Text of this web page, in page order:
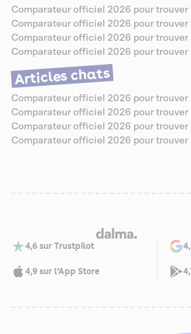
Comparateur officiel 2026 pour
santé pour Berger Allemand
Comparateur officiel 2026 pour
santé pour Caniche
Comparateur officiel 2026 pour
santé pour Bouledogue Anglais
Comparateur officiel 2026 pour
santé pour Jack Russell
Articles chats
Comparateur officiel 2026 pour
santé pour Chartreux
Comparateur officiel 2026 pour
santé pour Sibérien
Comparateur officiel 2026 pour
santé pour Abyssin
Comparateur officiel 2026 pour
4,6 sur Trustpilot
4,9 sur l’App Store